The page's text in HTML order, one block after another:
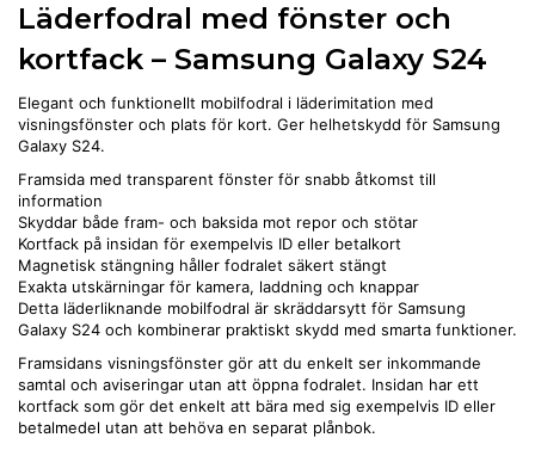
Läderfodral med fönster och
kortfack – Samsung Galaxy S24
Elegant och funktionellt mobilfodral i läderimitation med
visningsfönster och plats för kort. Ger helhetskydd för Samsung
Galaxy S24.
Framsida med transparent fönster för snabb åtkomst till
information
Skyddar både fram- och baksida mot repor och stötar
Kortfack på insidan för exempelvis ID eller betalkort
Magnetisk stängning håller fodralet säkert stängt
Exakta utskärningar för kamera, laddning och knappar
Detta läderliknande mobilfodral är skräddarsytt för Samsung
Galaxy S24 och kombinerar praktiskt skydd med smarta funktioner.
Framsidans visningsfönster gör att du enkelt ser inkommande
samtal och aviseringar utan att öppna fodralet. Insidan har ett
kortfack som gör det enkelt att bära med sig exempelvis ID eller
betalmedel utan att behöva en separat plånbok.